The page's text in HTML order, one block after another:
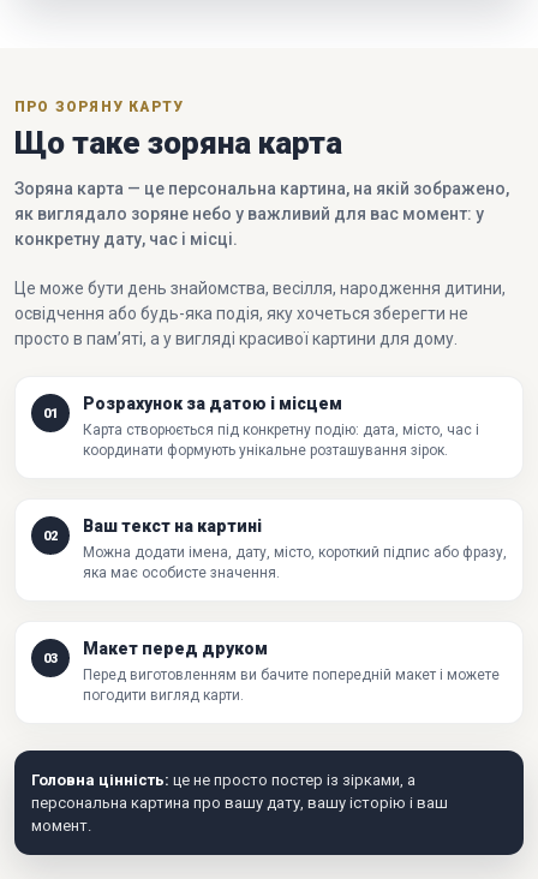
ПРО ЗОРЯНУ КАРТУ
Що таке зоряна карта
Зоряна карта — це персональна картина, на якій зображено,
як виглядало зоряне небо у важливий для вас момент: у
конкретну дату, час і місці.
Це може бути день знайомства, весілля, народження дитини,
освідчення або будь-яка подія, яку хочеться зберегти не
просто в пам’яті, а у вигляді красивої картини для дому.
01 Розрахунок за датою і місцем
Карта створюється під конкретну подію: дата, місто, час і
координати формують унікальне розташування зірок.
02 Ваш текст на картині
Можна додати імена, дату, місто, короткий підпис або фразу,
яка має особисте значення.
03 Макет перед друком
Перед виготовленням ви бачите попередній макет і можете
погодити вигляд карти.
Головна цінність: це не просто постер із зірками, а
персональна картина про вашу дату, вашу історію і ваш
момент.